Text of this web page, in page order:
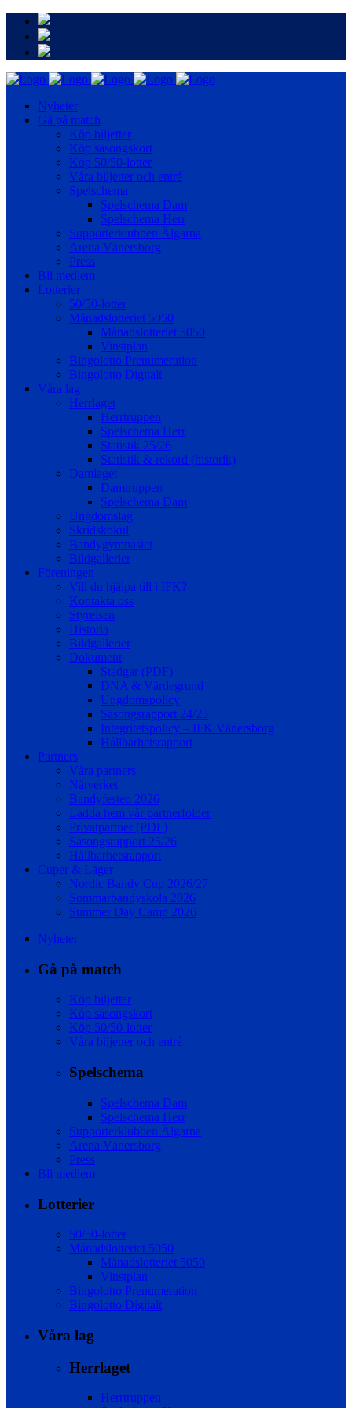
Nyheter
Gå på match
Köp biljetter
Köp säsongskort
Köp 50/50-lotter
Våra biljetter och entré
Spelschema
Spelschema Dam
Spelschema Herr
Supporterklubben Älgarna
Arena Vänersborg
Press
Bli medlem
Lotterier
50/50-lotter
Månadslotteriet 5050
Månadslotteriet 5050
Vinstplan
Bingolotto Prenumeration
Bingolotto Digitalt
Våra lag
Herrlaget
Herrtruppen
Spelschema Herr
Statistik 25/26
Statistik & rekord (historik)
Damlaget
Damtruppen
Spelschema Dam
Ungdomslag
Skridskokul
Bandygymnasiet
Bildgallerier
Föreningen
Vill du hjälpa till i IFK?
Kontakta oss
Styrelsen
Historia
Bildgallerier
Dokument
Stadgar (PDF)
DNA & Värdegrund
Ungdomspolicy
Säsongsrapport 24/25
Integritetspolicy – IFK Vänersborg
Hållbarhetsrapport
Partners
Våra partners
Nätverket
Bandyfesten 2026
Ladda hem vår partnerfolder
Privatpartner (PDF)
Säsongsrapport 25/26
Hållbarhetsrapport
Cuper & Läger
Nordic Bandy Cup 2026/27
Sommarbandyskola 2026
Summer Day Camp 2026
Nyheter
Gå på match
Köp biljetter
Köp säsongskort
Köp 50/50-lotter
Våra biljetter och entré
Spelschema
Spelschema Dam
Spelschema Herr
Supporterklubben Älgarna
Arena Vänersborg
Press
Bli medlem
Lotterier
50/50-lotter
Månadslotteriet 5050
Månadslotteriet 5050
Vinstplan
Bingolotto Prenumeration
Bingolotto Digitalt
Våra lag
Herrlaget
Herrtruppen